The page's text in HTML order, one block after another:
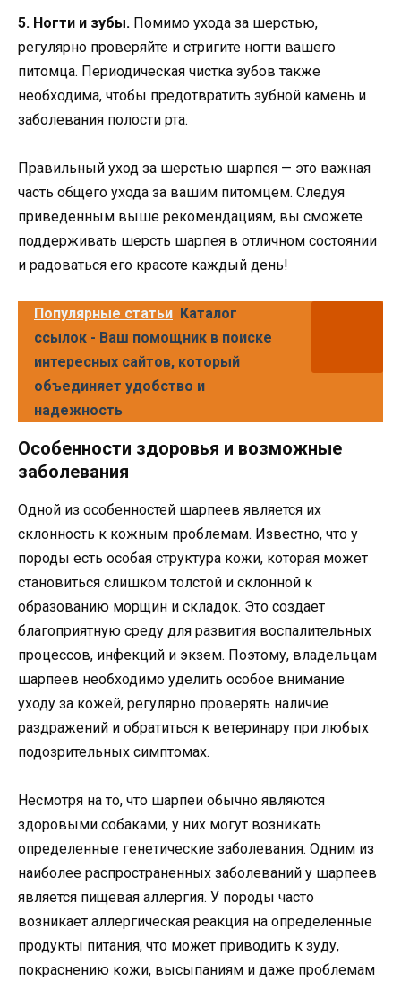
5. Ногти и зубы. Помимо ухода за шерстью,
регулярно проверяйте и стригите ногти вашего
питомца. Периодическая чистка зубов также
необходима, чтобы предотвратить зубной камень и
заболевания полости рта.
Правильный уход за шерстью шарпея — это важная
часть общего ухода за вашим питомцем. Следуя
приведенным выше рекомендациям, вы сможете
поддерживать шерсть шарпея в отличном состоянии
и радоваться его красоте каждый день!
Популярные статьи Каталог
ссылок - Ваш помощник в поиске
интересных сайтов, который
объединяет удобство и
надежность
Особенности здоровья и возможные
заболевания
Одной из особенностей шарпеев является их
склонность к кожным проблемам. Известно, что у
породы есть особая структура кожи, которая может
становиться слишком толстой и склонной к
образованию морщин и складок. Это создает
благоприятную среду для развития воспалительных
процессов, инфекций и экзем. Поэтому, владельцам
шарпеев необходимо уделить особое внимание
уходу за кожей, регулярно проверять наличие
раздражений и обратиться к ветеринару при любых
подозрительных симптомах.
Несмотря на то, что шарпеи обычно являются
здоровыми собаками, у них могут возникать
определенные генетические заболевания. Одним из
наиболее распространенных заболеваний у шарпеев
является пищевая аллергия. У породы часто
возникает аллергическая реакция на определенные
продукты питания, что может приводить к зуду,
покраснению кожи, высыпаниям и даже проблемам